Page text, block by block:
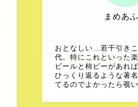
まめあ
おとなしい…若干引き
代。特にこれといった
ビールと柿ピーがあれ
ひっくり返るような著
てるのでよかったら覗